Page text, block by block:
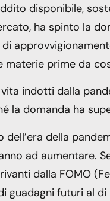
disponibile,
ha spinto la
prime da
indotti dalla
la domanda ha
della
ad aumentare.
dalla FOMO
guadagni futuri al